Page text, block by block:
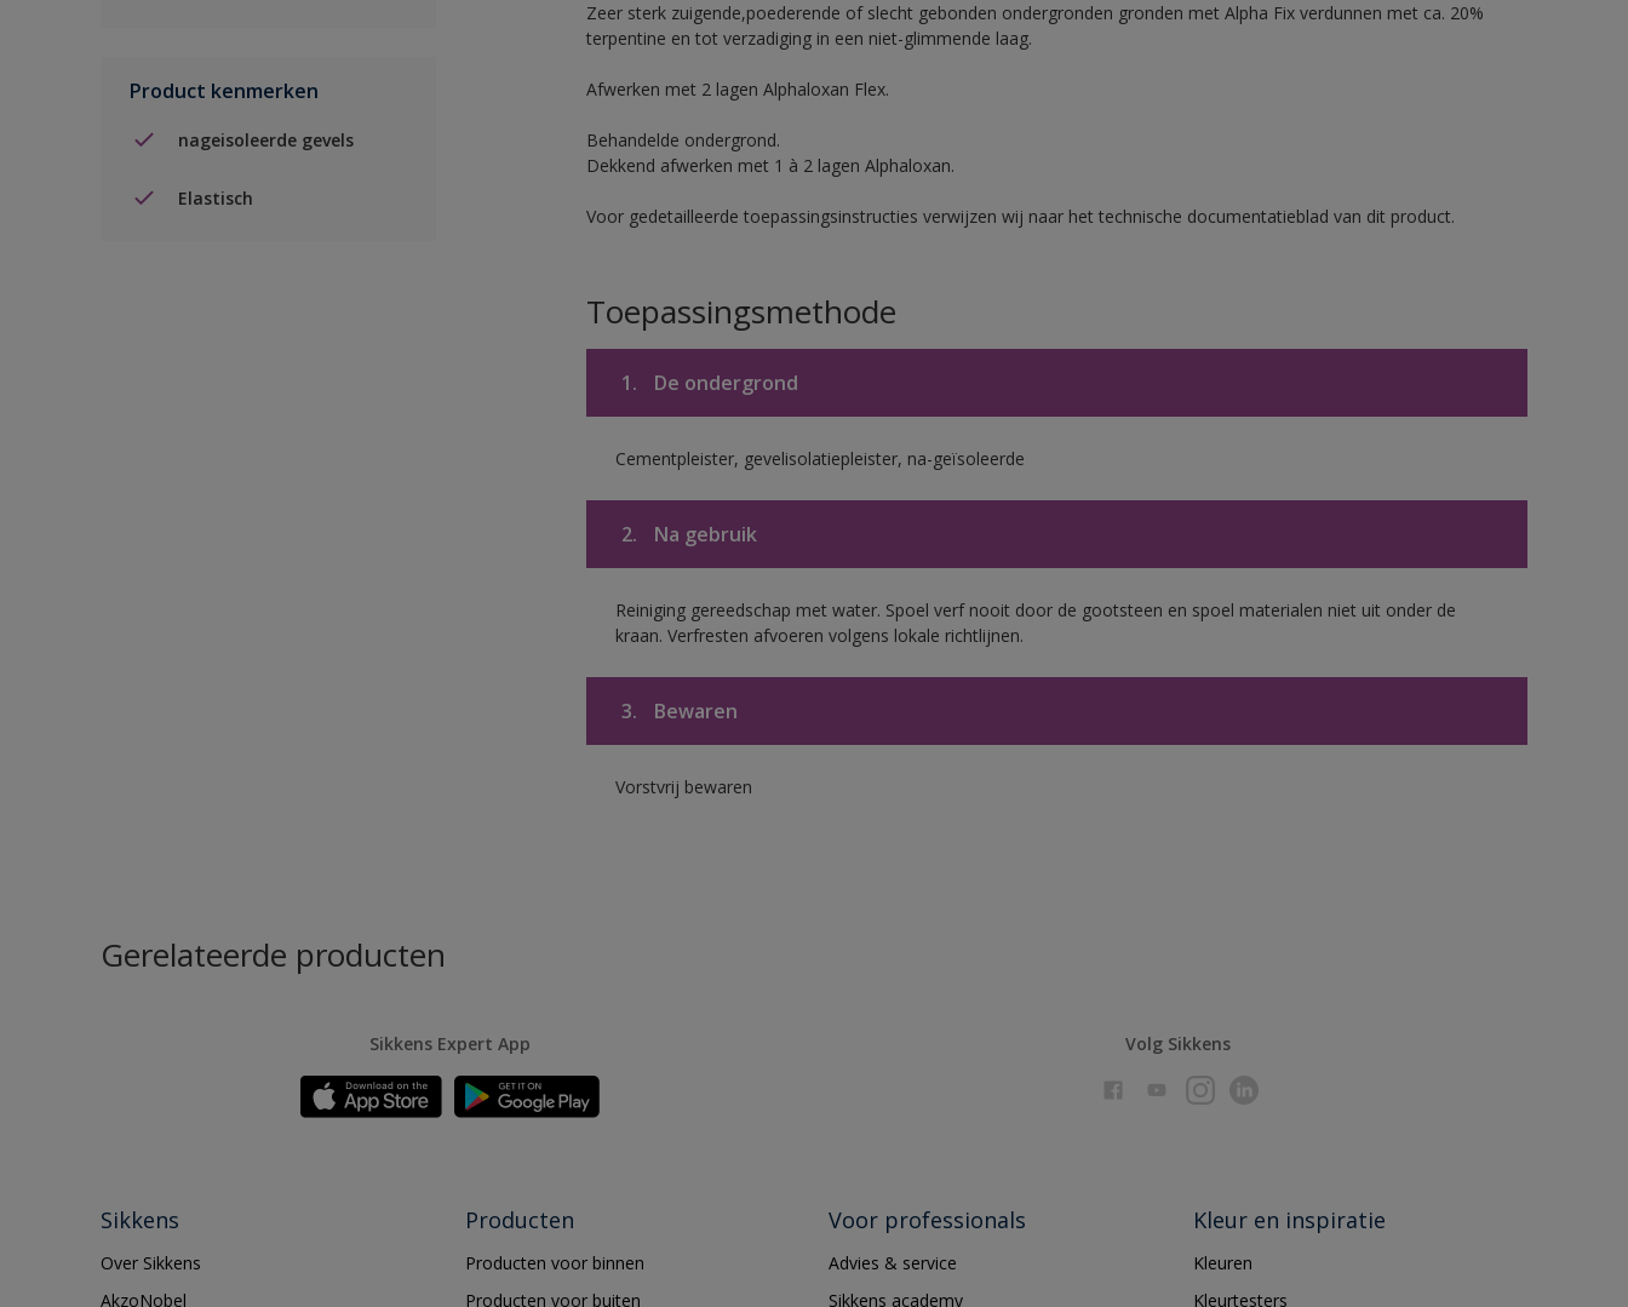
Product kenmerken
nageisoleerde gevels
Elastisch
Zeer sterk zuigende,poederende of slecht gebonden ondergronden gronden met Alpha Fix verdunnen met ca. 20%
terpentine en tot verzadiging in een niet-glimmende laag.
Afwerken met 2 lagen Alphaloxan Flex.
Behandelde ondergrond.
Dekkend afwerken met 1 à 2 lagen Alphaloxan.
Voor gedetailleerde toepassingsinstructies verwijzen wij naar het technische documentatieblad van dit product.
Toepassingsmethode
1. De ondergrond
Cementpleister, gevelisolatiepleister, na-geïsoleerde
2. Na gebruik
Reiniging gereedschap met water. Spoel verf nooit door de gootsteen en spoel materialen niet uit onder de
kraan. Verfresten afvoeren volgens lokale richtlijnen.
3. Bewaren
Vorstvrij bewaren
Gerelateerde producten
Sikkens Expert App Volg Sikkens
Sikkens
Over Sikkens
AkzoNobel
Producten
Producten voor binnen
Producten voor buiten
Voor professionals
Advies & service
Sikkens academy
Kleur en inspiratie
Kleuren
Kleurtesters